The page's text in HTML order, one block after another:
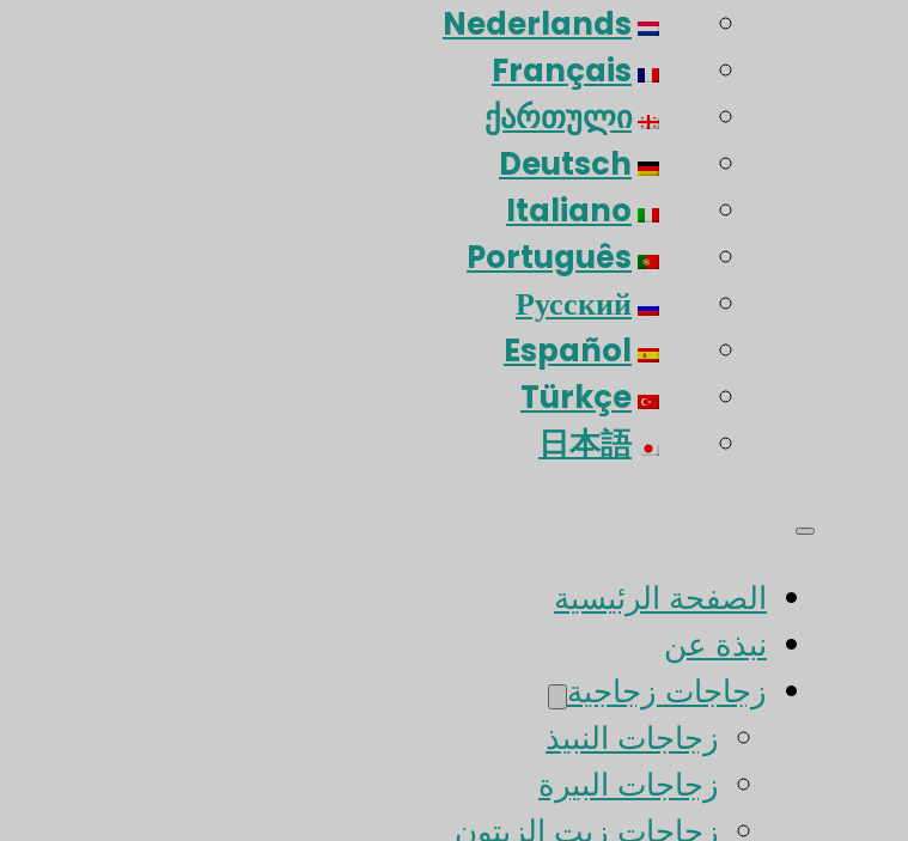
Nederlands
Français
ქართული
Deutsch
Italiano
Português
Русский
Español
Türkçe
日本語
الصفحة الرئيسية
نبذة عن
زجاجات زجاجية
زجاجات النبيذ
زجاجات البيرة
زجاجات زيت الزيتون